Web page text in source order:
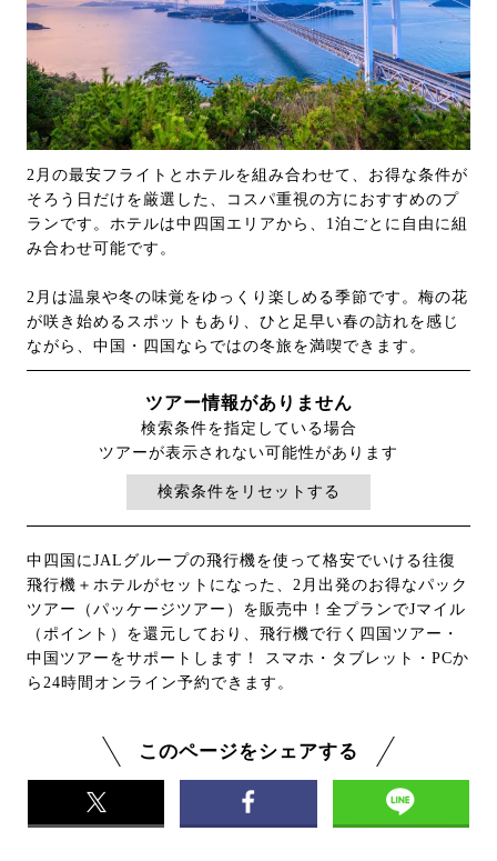
2月の最安フライトとホテルを組み合わせて、お得な条件が
そろう日だけを厳選した、コスパ重視の方におすすめのプ
ランです。ホテルは中四国エリアから、1泊ごとに自由に組
み合わせ可能です。
2月は温泉や冬の味覚をゆっくり楽しめる季節です。梅の花
が咲き始めるスポットもあり、ひと足早い春の訪れを感じ
ながら、中国・四国ならではの冬旅を満喫できます。
ツアー情報がありません
検索条件を指定している場合
ツアーが表示されない可能性があります
検索条件をリセットする
中四国にJALグループの飛行機を使って格安でいける往復
飛行機＋ホテルがセットになった、2月出発のお得なパック
ツアー（パッケージツアー）を販売中！全プランでJマイル
（ポイント）を還元しており、飛行機で行く四国ツアー・
中国ツアーをサポートします！ スマホ・タブレット・PCか
ら24時間オンライン予約できます。
このページをシェアする